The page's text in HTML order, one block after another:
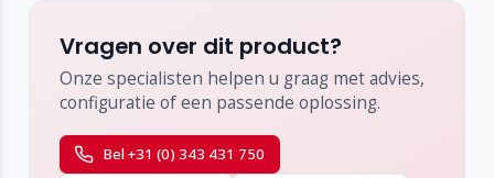
Vragen over dit product?
Onze specialisten helpen u graag met advies,
configuratie of een passende oplossing.
Bel +31 (0) 343 431 750